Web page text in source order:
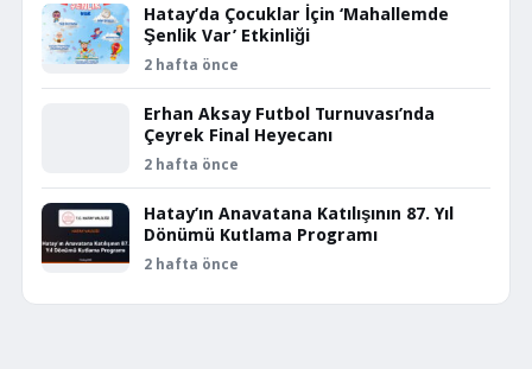
Hatay’da Çocuklar İçin ‘Mahallemde
Şenlik Var’ Etkinliği
2 hafta önce
Erhan Aksay Futbol Turnuvası’nda
Çeyrek Final Heyecanı
2 hafta önce
Hatay’ın Anavatana Katılışının 87. Yıl
Dönümü Kutlama Programı
2 hafta önce